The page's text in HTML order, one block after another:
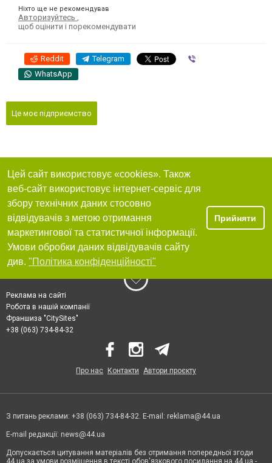
Ніхто ще не рекомендував
Авторизуйтесь
щоб оцінити і порекомендувати
Reddit Telegram
WhatsApp
Це моє підприємство
Цей сайт використовує «cookies». Також
веб-сайт використовує інтернет-сервіс для
збору технічних даних стосовно
відвідувачів з метою отримання
маркетингової та статистичної інформації.
Умови обробки даних відвідувачів сайту
див. "Політика конфіденційності"
Прийняти
Реклама на сайті
Робота в нашій компанії
Франшиза "CitySites"
+38 (063) 734-84-32
Про нас Контакти Автори проєкту
З питань реклами: +38 (063) 734-84-32. E-mail: reklama@44.ua
E-mail редакції: news@44.ua
Допускається цитування матеріалів без отримання попередньої згоди
44.ua за умови розміщення в тексті обов'язкового посилання на 44.ua -